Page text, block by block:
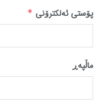
پۆستی ئەلکترۆنی *
ماڵپه‌ڕ